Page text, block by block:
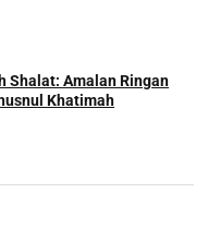
Shalat: Amalan Ringan
Khatimah